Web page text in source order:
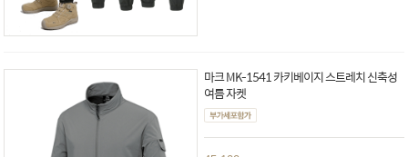
마크 MK-1541 카키베이지 스트레치 신축성
여름 자켓